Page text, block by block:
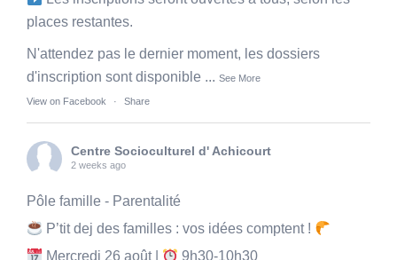
places restantes.
N'attendez pas le dernier moment, les dossiers
d'inscription sont disponible ... See More
View on Facebook · Share
Centre Socioculturel d' Achicourt
2 weeks ago
Pôle famille - Parentalité
P’tit dej des familles : vos idées comptent !
Mercredi 26 août |
9h30-10h30